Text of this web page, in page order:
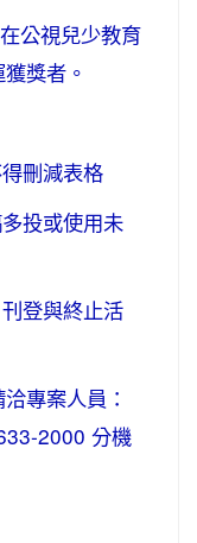
公視兒少教育
獎者。
刪減表格
投或使用未
登與終止活
專案人員：
2000 分機